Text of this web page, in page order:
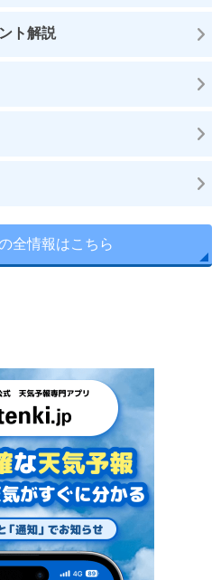
ト解説
全情報はこちら